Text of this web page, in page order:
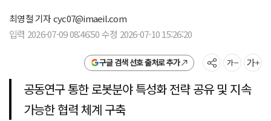
최영철 기자cyc07@imaeil.com
입력 2026-07-09 08:46:50 수정 2026-07-10 15:26:20
구글 검색 선호 출처로 추가
공동연구 통한 로봇분야 특성화 전략 공유 및 지속
가능한 협력 체계 구축